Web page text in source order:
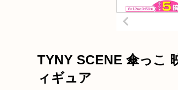
TYNY SCENE 傘っこ
ィギュア